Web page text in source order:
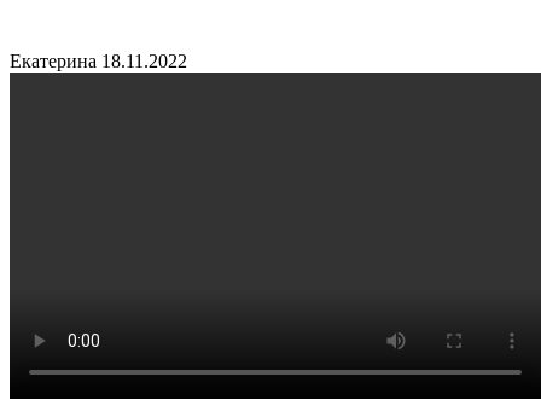
Екатерина 18.11.2022